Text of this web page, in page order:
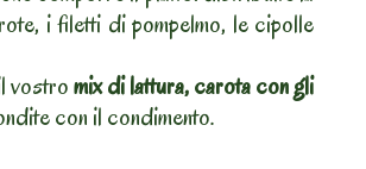
i filetti di pompelmo, le cipolle
vostromix di lattura, carota con gli
con il condimento.